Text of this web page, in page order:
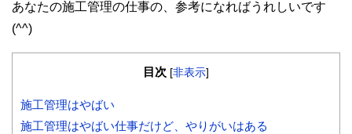
あなたの施工管理の仕事の、参考になればうれしいです
(^^)
目次 [非表示]
施工管理はやばい
施工管理はやばい仕事だけど、やりがいはある